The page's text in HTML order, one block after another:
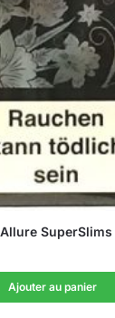
SuperSlims
Ajouter au panier